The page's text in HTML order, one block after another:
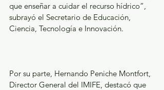
que enseñar a cuidar el recurso hídrico”,
subrayó el Secretario de Educación,
Ciencia, Tecnología e Innovación.
Por su parte, Hernando Peniche Montfort,
Director General del IMIFE, destacó que